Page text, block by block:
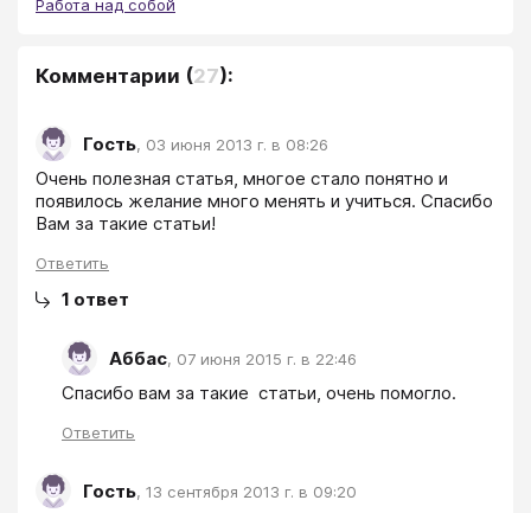
Работа над собой
Комментарии (27):
Гость, 03 июня 2013 г. в 08:26
Очень полезная статья, многое стало понятно и
появилось желание много менять и учиться. Спасибо
Ответить
1 ответ
Аббас, 07 июня 2015 г. в 22:46
Спасибо вам за такие  статьи, очень помогло.
Ответить
Гость, 13 сентября 2013 г. в 09:20